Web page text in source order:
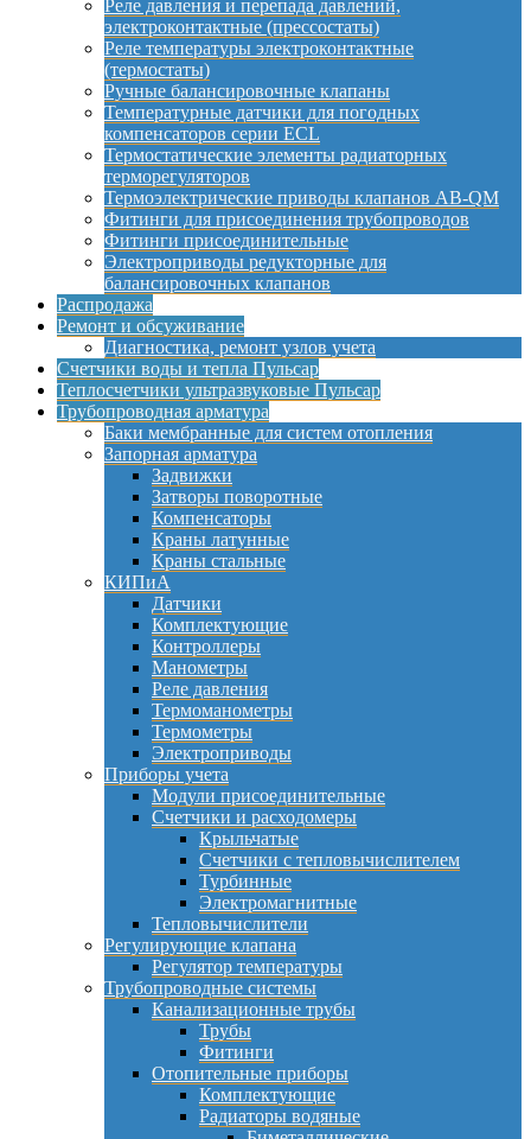
Реле давления и перепада давлений,
электроконтактные (прессостаты)
Реле температуры электроконтактные
(термостаты)
Ручные балансировочные клапаны
Температурные датчики для погодных
компенсаторов серии ECL
Термостатические элементы радиаторных
терморегуляторов
Термоэлектрические приводы клапанов AB-QM
Фитинги для присоединения трубопроводов
Фитинги присоединительные
Электроприводы редукторные для
балансировочных клапанов
Распродажа
Ремонт и обсуживание
Диагностика, ремонт узлов учета
Счетчики воды и тепла Пульсар
Теплосчетчики ультразвуковые Пульсар
Трубопроводная арматура
Баки мембранные для систем отопления
Запорная арматура
Задвижки
Затворы поворотные
Компенсаторы
Краны латунные
Краны стальные
КИПиА
Датчики
Комплектующие
Контроллеры
Манометры
Реле давления
Термоманометры
Термометры
Электроприводы
Приборы учета
Модули присоединительные
Счетчики и расходомеры
Крыльчатые
Счетчики с тепловычислителем
Турбинные
Электромагнитные
Тепловычислители
Регулирующие клапана
Регулятор температуры
Трубопроводные системы
Канализационные трубы
Трубы
Фитинги
Отопительные приборы
Комплектующие
Радиаторы водяные